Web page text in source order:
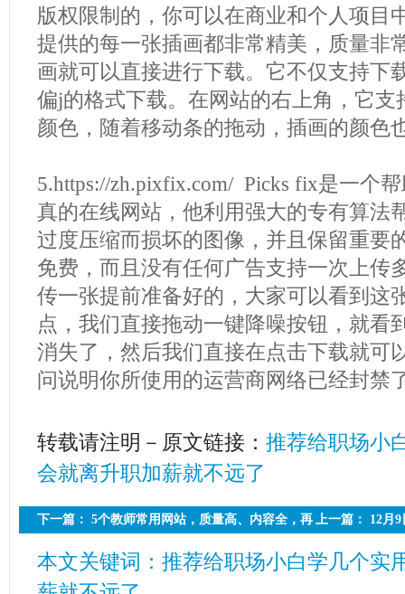
版权限制的，你可以在商业和个人项目
提供的每一张插画都非常精美，质量非
画就可以直接进行下载。它不仅支持下
偏j的格式下载。在网站的右上角，它支
颜色，随着移动条的拖动，插画的颜色
5.https://zh.pixfix.com/ Picks fix是一个
真的在线网站，他利用强大的专有算法
过度压缩而损坏的图像，并且保留重要
免费，而且没有任何广告支持一次上传
传一张提前准备好的，大家可以看到这
点，我们直接拖动一键降噪按钮，就看
消失了，然后我们直接在点击下载就可
问说明你所使用的运营商网络已经封禁
转载请注明－原文链接： 推荐给职场小
会就离升职加薪就不远了
上一篇： 12月
下一篇： 5个教师常用网站，质量高、内容全，再
本文关键词：推荐给职场小白学几个实